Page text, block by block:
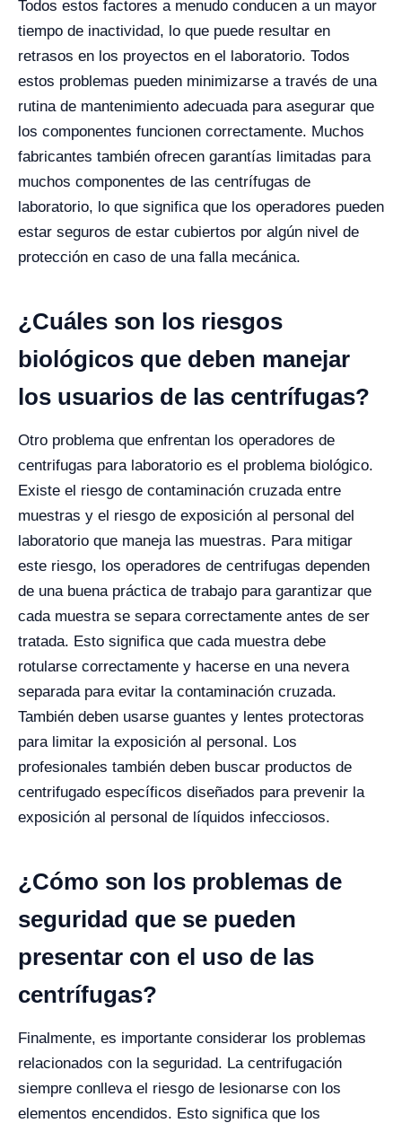
Todos estos factores a menudo conducen a un mayor
tiempo de inactividad, lo que puede resultar en
retrasos en los proyectos en el laboratorio. Todos
estos problemas pueden minimizarse a través de una
rutina de mantenimiento adecuada para asegurar que
los componentes funcionen correctamente. Muchos
fabricantes también ofrecen garantías limitadas para
muchos componentes de las centrífugas de
laboratorio, lo que significa que los operadores pueden
estar seguros de estar cubiertos por algún nivel de
protección en caso de una falla mecánica.
¿Cuáles son los riesgos
biológicos que deben manejar
los usuarios de las centrífugas?
Otro problema que enfrentan los operadores de
centrifugas para laboratorio es el problema biológico.
Existe el riesgo de contaminación cruzada entre
muestras y el riesgo de exposición al personal del
laboratorio que maneja las muestras. Para mitigar
este riesgo, los operadores de centrifugas dependen
de una buena práctica de trabajo para garantizar que
cada muestra se separa correctamente antes de ser
tratada. Esto significa que cada muestra debe
rotularse correctamente y hacerse en una nevera
separada para evitar la contaminación cruzada.
También deben usarse guantes y lentes protectoras
para limitar la exposición al personal. Los
profesionales también deben buscar productos de
centrifugado específicos diseñados para prevenir la
exposición al personal de líquidos infecciosos.
¿Cómo son los problemas de
seguridad que se pueden
presentar con el uso de las
centrífugas?
Finalmente, es importante considerar los problemas
relacionados con la seguridad. La centrifugación
siempre conlleva el riesgo de lesionarse con los
elementos encendidos. Esto significa que los